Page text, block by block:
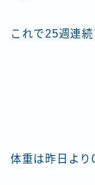
これで25週連
体重は昨日より